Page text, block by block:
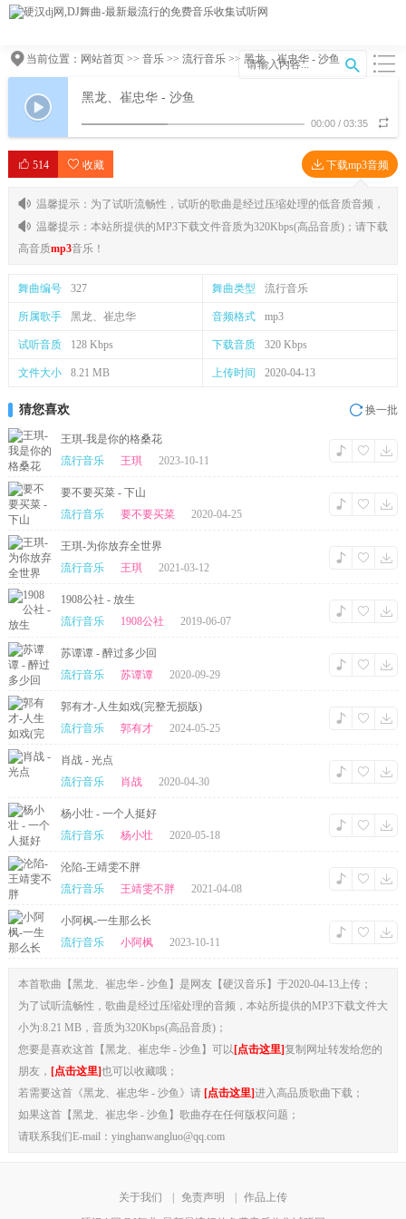
当前位置： 网站首页>> 音乐>> 流行音乐>> 黑龙、崔忠华 - 沙鱼
黑龙、崔忠华 - 沙鱼
00:00 /03:35
514 收藏 下载mp3音频
温馨提示：为了试听流畅性，试听的歌曲是经过压缩处理的低音质音频，
温馨提示：本站所提供的MP3下载文件音质为320Kbps(高品音质)；请下载
高音质mp3音乐！
舞曲编号 327 舞曲类型 流行音乐
所属歌手 黑龙、崔忠华 音频格式 mp3
试听音质 128 Kbps 下载音质 320 Kbps
文件大小 8.21 MB 上传时间 2020-04-13
猜您喜欢 换一批
王琪-我是你的格桑花
流行音乐
王琪 2023-10-11
要不要买菜 - 下山
流行音乐
要不要买菜 2020-04-25
王琪-为你放弃全世界
流行音乐
王琪 2021-03-12
1908公社 - 放生
流行音乐
1908公社 2019-06-07
苏谭谭 - 醉过多少回
流行音乐
苏谭谭 2020-09-29
郭有才-人生如戏(完整无损版)
流行音乐
郭有才 2024-05-25
肖战 - 光点
流行音乐
肖战 2020-04-30
杨小壮 - 一个人挺好
流行音乐
杨小壮 2020-05-18
沦陷-王靖雯不胖
流行音乐
王靖雯不胖 2021-04-08
小阿枫-一生那么长
流行音乐
小阿枫 2023-10-11
本首歌曲【黑龙、崔忠华 - 沙鱼】是网友【硬汉音乐】于2020-04-13上传；
为了试听流畅性，歌曲是经过压缩处理的音频，本站所提供的MP3下载文件大
小为:8.21 MB，音质为320Kbps(高品音质)；
您要是喜欢这首【黑龙、崔忠华 - 沙鱼】可以 [点击这里]复制网址转发给您的
朋友， [点击这里]也可以收藏哦；
若需要这首《黑龙、崔忠华 - 沙鱼》请 [点击这里]进入高品质歌曲下载；
如果这首【黑龙、崔忠华 - 沙鱼】歌曲存在任何版权问题；
请联系我们E-mail：yinghanwangluo@qq.com
关于我们 免责声明
作品上传